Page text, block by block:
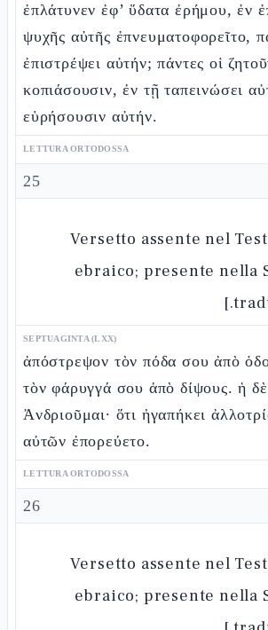
ἐπλάτυνεν ἐφ’ ὕδατα ἐρήμου, ἐν
ψυχῆς αὐτῆς ἐπνευματοφορεῖτο,
ἐπιστρέψει αὐτήν; πάντες οἱ
κοπιάσουσιν, ἐν τῇ ταπεινώσει
εὑρήσουσιν αὐτήν.
LETTURA ORTODOSSA
25
[Versetto assente nel
ebraico; presente nella
SEPTUAGINTA (LXX)
ἀπόστρεψον τὸν πόδα σου ἀπὸ
τὸν φάρυγγά σου ἀπὸ δίψους. ἡ δὲ
Ἀνδριοῦμαι· ὅτι ἠγαπήκει
αὐτῶν ἐπορεύετο.
LETTURA ORTODOSSA
26
[Versetto assente nel
ebraico; presente nella